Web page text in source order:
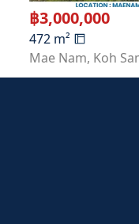
฿3,000,000
472 m²
Mae Nam, Koh